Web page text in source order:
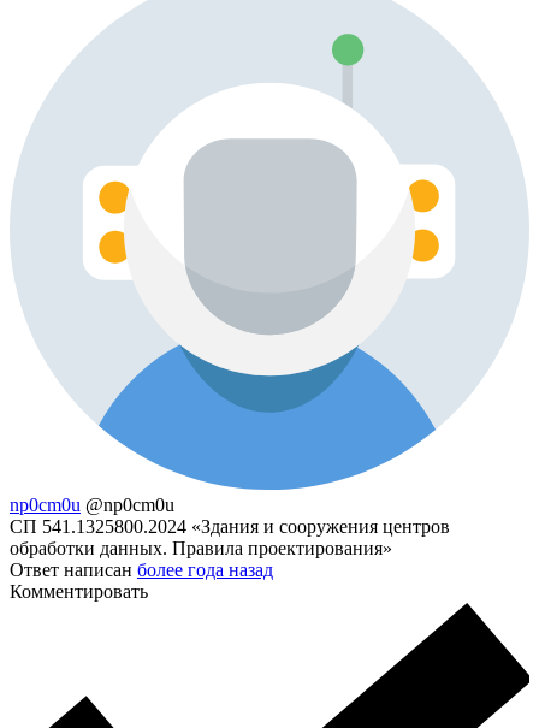
np0cm0u @np0cm0u
СП 541.1325800.2024 «Здания и сооружения центров
обработки данных. Правила проектирования»
Ответ написан более года назад
Комментировать